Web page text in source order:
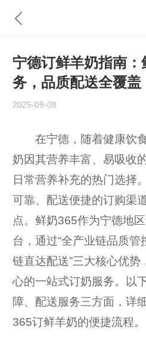
宁德订鲜羊奶指南：
务，品质配送全覆盖
2025-09-08
在宁德，随着健康饮食
奶因其营养丰富、易吸收
日常营养补充的热门选择
可靠、配送便捷的订购渠
点。鲜奶365作为宁德地
台，通过“全产业链品质
链直达配送”三大核心优
心的一站式订奶服务。以
障、配送服务三方面，详
365订鲜羊奶的便捷流程。